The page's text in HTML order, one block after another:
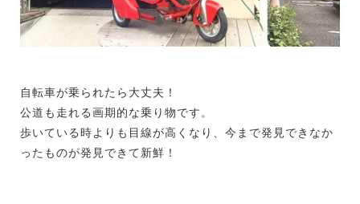
自転車が乗られたら大丈夫！
公道も走れる画期的な乗り物です。
歩いている時よりも目線が高くなり、今まで発見できなか
ったものが発見できて新鮮！